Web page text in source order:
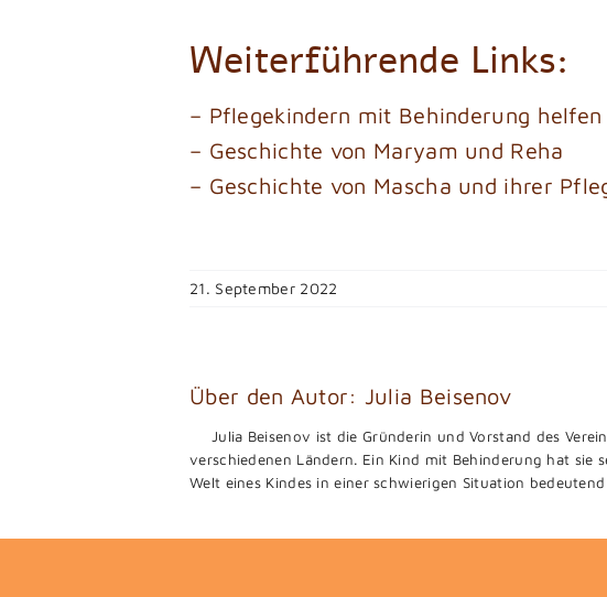
Weiterführende Links:
– Pflegekindern mit Behinderung helfen
– Geschichte von Maryam und Reha
– Geschichte von Mascha und ihrer
21. September 2022
Über den Autor: Julia Beisenov
Julia Beisenov ist die Gründerin und Vorstand des
verschiedenen Ländern. Ein Kind mit Behinderung hat
Welt eines Kindes in einer schwierigen Situation